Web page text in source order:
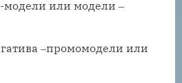
модели или модели ‒
‒промомодели или